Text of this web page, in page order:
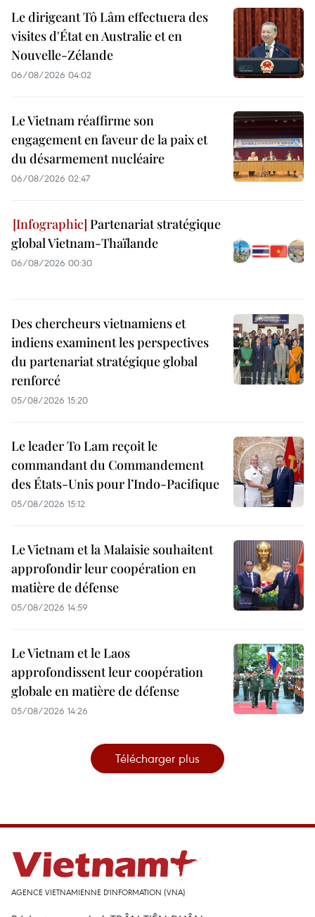
Le dirigeant Tô Lâm effectuera des
visites d'État en Australie et en
Nouvelle-Zélande
06/08/2026 04:02
Le Vietnam réaffirme son
engagement en faveur de la paix et
du désarmement nucléaire
06/08/2026 02:47
Partenariat stratégique
global Vietnam-Thaïlande
06/08/2026 00:30
Des chercheurs vietnamiens et
indiens examinent les perspectives
du partenariat stratégique global
renforcé
05/08/2026 15:20
Le leader To Lam reçoit le
commandant du Commandement
des États-Unis pour l’Indo-Pacifique
05/08/2026 15:12
Le Vietnam et la Malaisie souhaitent
approfondir leur coopération en
matière de défense
05/08/2026 14:59
Le Vietnam et le Laos
approfondissent leur coopération
globale en matière de défense
05/08/2026 14:26
Télécharger plus
AGENCE VIETNAMIENNE D'INFORMATION (VNA)